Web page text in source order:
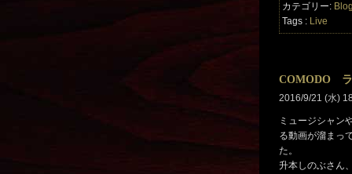
カテゴリー:
Tags : Live
COMODO ラ
2016/9/21 (水)
ミュージシャン
る動画が溜まっ
た。
升本しのぶさん